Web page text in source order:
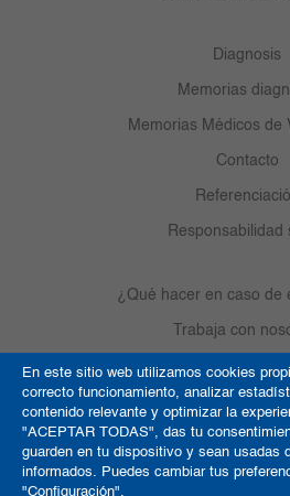
En este sitio web utilizamos cookies
correcto funcionamiento, analizar
contenido relevante y optimizar la
"ACEPTAR TODAS", das tu
guarden en tu dispositivo y sean usadas
informados. Puedes cambiar tus
"Configuración".
Diagnosis
Memorias
Memorias Médicos de
Contacto
Responsabilidad
¿Qué hacer en caso de
Trabaja con
Derechos de
Política de
Términos y